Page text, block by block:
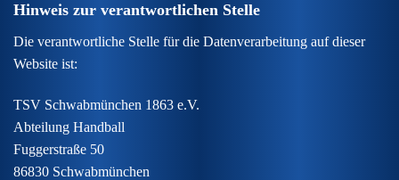
Hinweis zur verantwortlichen Stelle
Die verantwortliche Stelle für die Datenverarbeitung auf dieser
Website ist:
TSV Schwabmünchen 1863 e.V.
Abteilung Handball
Fuggerstraße 50
86830 Schwabmünchen